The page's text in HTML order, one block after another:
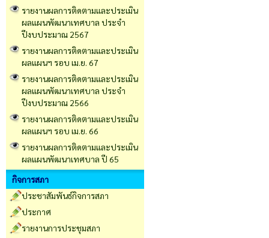
รายงานผลการติดตามและประเมิน
ผลแผนพัฒนาเทศบาล ประจำ
ปีงบประมาณ 2567
รายงานผลการติดตามและประเมิน
ผลแผนฯ รอบ เม.ย. 67
รายงานผลการติดตามและประเมิน
ผลแผนพัฒนาเทศบาล ประจำ
ปีงบประมาณ 2566
รายงานผลการติดตามและประเมิน
ผลแผนฯ รอบ เม.ย. 66
รายงานผลการติดตามและประเมิน
ผลแผนพัฒนาเทศบาล ปี 65
กิจการสภา
ประชาสัมพันธ์กิจการสภา
ประกาศ
รายงานการประชุมสภา